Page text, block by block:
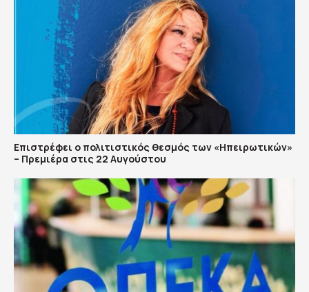
Επιστρέφει ο πολιτιστικός θεσμός των «Ηπειρωτικών»
– Πρεμιέρα στις 22 Αυγούστου